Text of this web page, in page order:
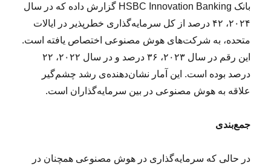
بانک HSBC Innovation Banking گزارش داده که در سال
۲۰۲۴، ۴۲ درصد از کل سرمایه‌گذاری خطرپذیر در ایالات
متحده، به شرکت‌های هوش مصنوعی اختصاص یافته است.
این رقم در سال ۲۰۲۳، ۳۶ درصد و در سال ۲۰۲۲، ۲۲
درصد بوده است. این آمار نشان‌دهنده‌ی رشد چشم‌گیر
علاقه به هوش مصنوعی در بین سرمایه‌گذاران است.
جمع‌بندی
در حالی که سرمایه‌گذاری در هوش مصنوعی همچنان در